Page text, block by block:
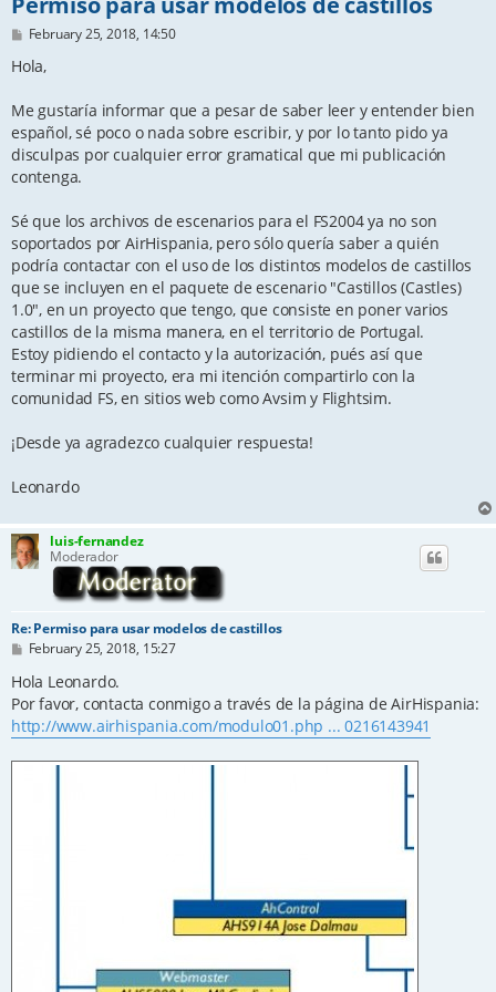
P
s
February 25, 2018, 14:50
Hola,
Me gustaría informar que a pesar de saber leer y entender bien
español, sé poco o nada sobre escribir, y por lo tanto pido ya
disculpas por cualquier error gramatical que mi publicación
contenga.
Sé que los archivos de escenarios para el FS2004 ya no son
soportados por AirHispania, pero sólo quería saber a quién
podría contactar con el uso de los distintos modelos de castillos
que se incluyen en el paquete de escenario "Castillos (Castles)
1.0", en un proyecto que tengo, que consiste en poner varios
castillos de la misma manera, en el territorio de Portugal.
Estoy pidiendo el contacto y la autorización, pués así que
terminar mi proyecto, era mi itención compartirlo con la
comunidad FS, en sitios web como Avsim y Flightsim.
¡Desde ya agradezco cualquier respuesta!
Leonardo
luis-fernandez
Moderador
Re: Permiso para usar modelos de castillos
P
s
t
February 25, 2018, 15:27
Hola Leonardo.
Por favor, contacta conmigo a través de la página de AirHispania:
http://www.airhispania.com/modulo01.php ... 0216143941